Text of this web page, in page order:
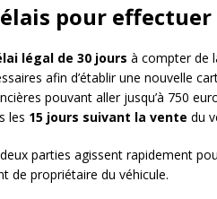
pour effectuer
légal de 30 jours à compter de
afin d’établir une nouvelle
pouvant aller jusqu’à 750
les 15 jours suivant la vente du
parties agissent rapidement
de propriétaire du véhicule.